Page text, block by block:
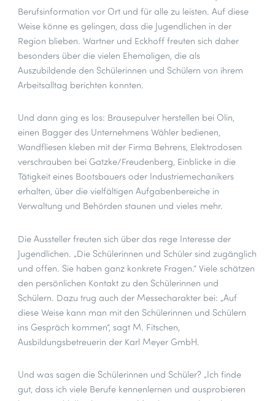
Berufsinformation vor Ort und für alle zu leisten. Auf diese
Weise könne es gelingen, dass die Jugendlichen in der
Region blieben. Wartner und Eckhoff freuten sich daher
besonders über die vielen Ehemaligen, die als
Auszubildende den Schülerinnen und Schülern von ihrem
Arbeitsalltag berichten konnten.
Und dann ging es los: Brausepulver herstellen bei Olin,
einen Bagger des Unternehmens Wähler bedienen,
Wandfliesen kleben mit der Firma Behrens, Elektrodosen
verschrauben bei Gatzke/Freudenberg, Einblicke in die
Tätigkeit eines Bootsbauers oder Industriemechanikers
erhalten, über die vielfältigen Aufgabenbereiche in
Verwaltung und Behörden staunen und vieles mehr.
Die Aussteller freuten sich über das rege Interesse der
Jugendlichen. „Die Schülerinnen und Schüler sind zugänglich
und offen. Sie haben ganz konkrete Fragen.“ Viele schätzen
den persönlichen Kontakt zu den Schülerinnen und
Schülern. Dazu trug auch der Messecharakter bei: „Auf
diese Weise kann man mit den Schülerinnen und Schülern
ins Gespräch kommen“, sagt M. Fitschen,
Ausbildungsbetreuerin der Karl Meyer GmbH.
Und was sagen die Schülerinnen und Schüler? „Ich finde
gut, dass ich viele Berufe kennenlernen und ausprobieren